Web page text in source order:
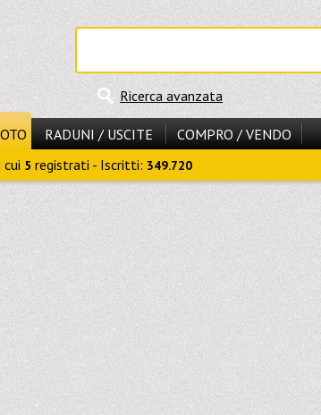
Ricerca avanzata
RADUNI / USCITE
COMPRO / VENDO
5 registrati - Iscritti: 349.720